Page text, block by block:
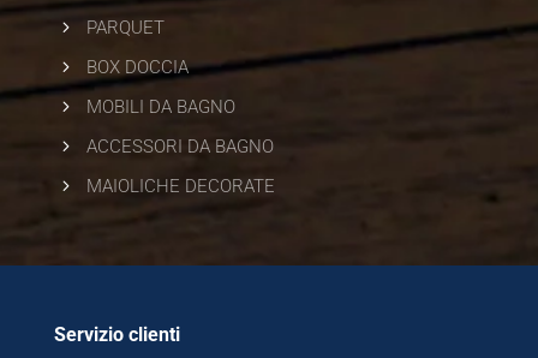
5
PARQUET
5
BOX DOCCIA
5
MOBILI DA BAGNO
5
ACCESSORI DA BAGNO
5
MAIOLICHE DECORATE
Servizio clienti